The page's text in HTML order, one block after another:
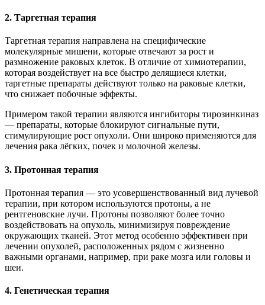
2. Таргетная терапия
Таргетная терапия направлена на специфические
молекулярные мишени, которые отвечают за рост и
размножение раковых клеток. В отличие от химиотерапии,
которая воздействует на все быстро делящиеся клетки,
таргетные препараты действуют только на раковые клетки,
что снижает побочные эффекты.
Примером такой терапии являются ингибиторы тирозинкиназ
— препараты, которые блокируют сигнальные пути,
стимулирующие рост опухоли. Они широко применяются для
лечения рака лёгких, почек и молочной железы.
3. Протонная терапия
Протонная терапия — это усовершенствованный вид лучевой
терапии, при котором используются протоны, а не
рентгеновские лучи. Протоны позволяют более точно
воздействовать на опухоль, минимизируя повреждение
окружающих тканей. Этот метод особенно эффективен при
лечении опухолей, расположенных рядом с жизненно
важными органами, например, при раке мозга или головы и
шеи.
4. Генетическая терапия